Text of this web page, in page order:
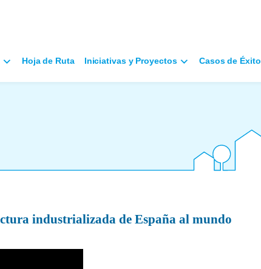
Hoja de Ruta Iniciativas y Proyectos Casos de Éxito
industrializada de España al mundo